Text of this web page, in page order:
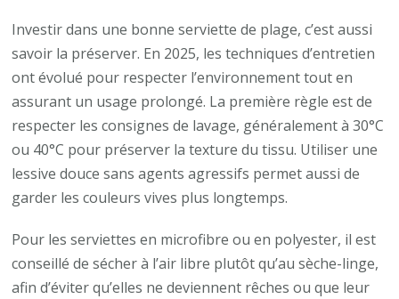
Investir dans une bonne serviette de plage, c’est aussi
savoir la préserver. En 2025, les techniques d’entretien
ont évolué pour respecter l’environnement tout en
assurant un usage prolongé. La première règle est de
respecter les consignes de lavage, généralement à 30°C
ou 40°C pour préserver la texture du tissu. Utiliser une
lessive douce sans agents agressifs permet aussi de
garder les couleurs vives plus longtemps.
Pour les serviettes en microfibre ou en polyester, il est
conseillé de sécher à l’air libre plutôt qu’au sèche-linge,
afin d’éviter qu’elles ne deviennent rêches ou que leur